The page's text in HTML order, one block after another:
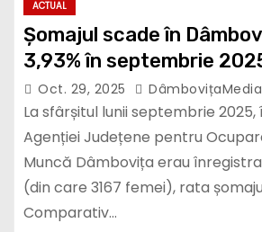
ACTUAL
Șomajul scade în
3,93% în septembrie
Oct. 29, 2025 DâmbovițaMedia
La sfârșitul lunii septembrie
Agenției Județene pentru
Muncă Dâmbovița erau
(din care 3167 femei), rata
Comparativ…